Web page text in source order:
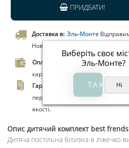
ПРИДБАТИ!
Доставка в: Эль-Монте
Виберіть своє
Эль-Монте?
Нової пошти чи кур’єром.
Оплата.
Оплата при отриманні
карткою Visa/MasterCard, Google
Гарантія.
Законом про захист
передбачено повернення цього
якості.
Опис дитячий комплект best
Дитяча постільна білизна в ліжечко